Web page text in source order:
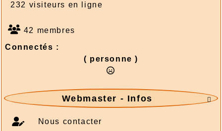
232 visiteurs en ligne
42 membres
Connectés :
( personne )

Webmaster - Infos
Nous contacter